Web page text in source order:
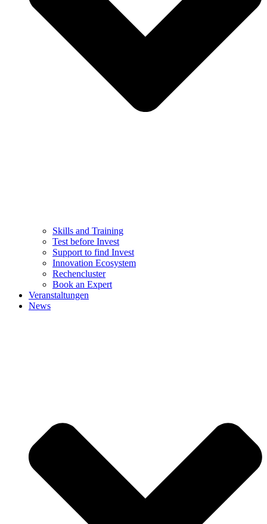
Skills and Training
Test before Invest
Support to find Invest
Innovation Ecosystem
Rechencluster​
Book an Expert
Veranstaltungen
News